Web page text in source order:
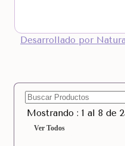
Desarrollado por
Mostrando : 1 al 8 de
Ver Todos